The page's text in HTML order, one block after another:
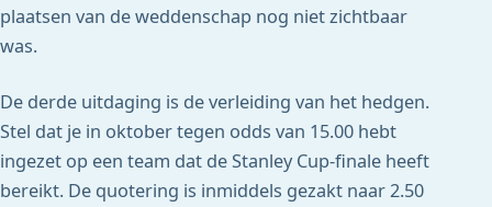
plaatsen van de weddenschap nog niet zichtbaar
was.
De derde uitdaging is de verleiding van het hedgen.
Stel dat je in oktober tegen odds van 15.00 hebt
ingezet op een team dat de Stanley Cup-finale heeft
bereikt. De quotering is inmiddels gezakt naar 2.50